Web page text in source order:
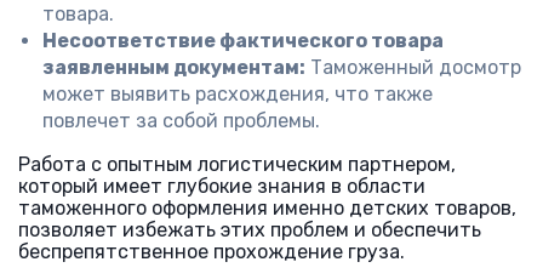
товара.
Несоответствие фактического товара
заявленным документам: Таможенный досмотр
может выявить расхождения, что также
повлечет за собой проблемы.
Работа с опытным логистическим партнером,
который имеет глубокие знания в области
таможенного оформления именно детских товаров,
позволяет избежать этих проблем и обеспечить
беспрепятственное прохождение груза.